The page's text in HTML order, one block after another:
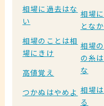
相場に過去はな
い
相場のことは相
場にきけ
高値覚え
つかぬはやめよ
相場
とな
相場
の糸
な
相場
る